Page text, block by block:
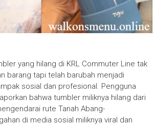
yang hilang di KRL Commuter Line tak
barang tapi telah barubah menjadi
sosial dan profesional. Pengguna
bahwa tumbler miliknya hilang dari
rute Tanah Abang-
di media sosial miliknya viral dan